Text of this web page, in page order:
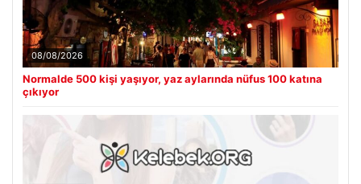
08/08/2026
Normalde 500 kişi yaşıyor, yaz aylarında nüfus 100 katına
çıkıyor